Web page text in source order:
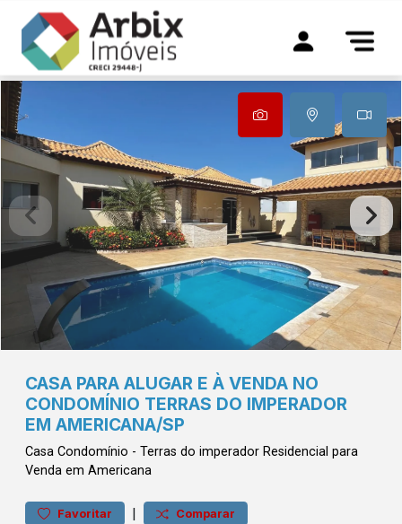
CASA PARA ALUGAR E À VENDA NO
CONDOMÍNIO TERRAS DO IMPERADOR
EM AMERICANA/SP
Casa Condomínio - Terras do imperador Residencial para
Venda em Americana
Favoritar | Comparar